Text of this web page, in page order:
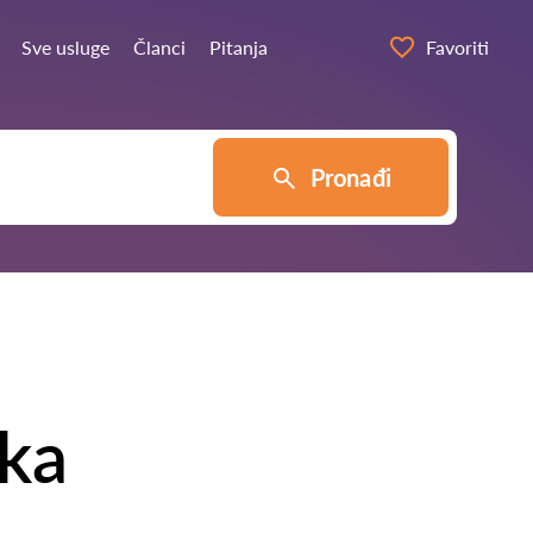
Sve usluge Članci Pitanja Favoriti
Pronađi